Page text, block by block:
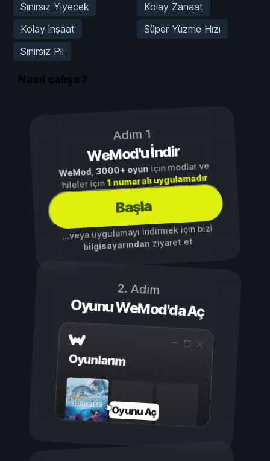
Sınırsız Yiyecek
Kolay Zanaat
Kolay İnşaat
Süper Yüzme Hızı
Sınırsız Pil
Nasıl çalışır?
Adım 1
WeMod'u İndir
WeMod,3000+ oyuniçin modlar ve
hileler için1 numaralı uygulamadır
Başla
...veya uygulamayı indirmek için bizi
bilgisayarından ziyaret et
2. Adım
Oyunu WeMod'da Aç
Oyunlarım
Oyunu Aç